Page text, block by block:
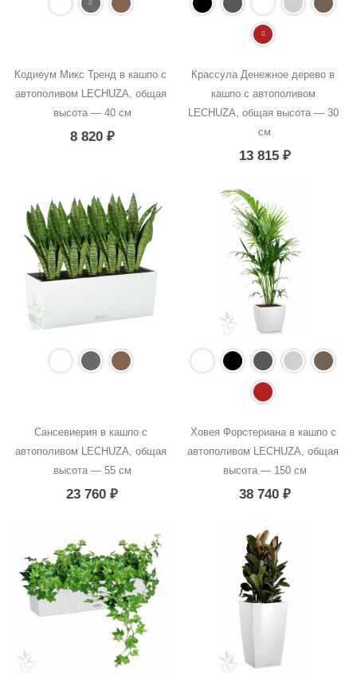
Кодиеум Микс Тренд в кашпо с
автополивом LECHUZA, общая
высота — 40 см
8 820 ₽
Крассула Денежное дерево в
кашпо с автополивом
LECHUZA, общая высота — 30
см
13 815 ₽
Сансевиерия в кашпо с
автополивом LECHUZA, общая
высота — 55 см
23 760₽
Ховея Форстериана в кашпо с
автополивом LECHUZA, общая
высота — 150 см
38 740 ₽